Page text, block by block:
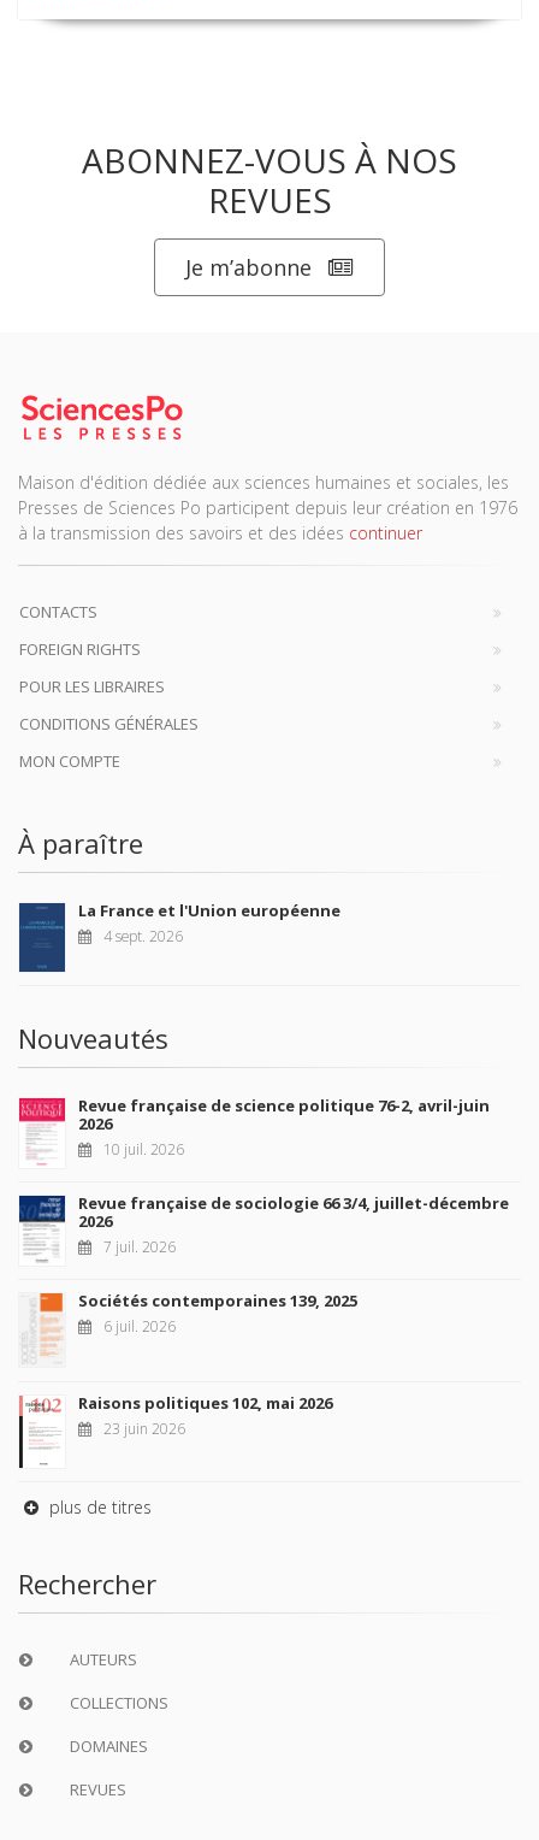
ABONNEZ-VOUS À NOS
REVUES
Je m’abonne
Maison d'édition dédiée aux sciences humaines et sociales, les
Presses de Sciences Po participent depuis leur création en 1976
à la transmission des savoirs et des idées continuer
CONTACTS
FOREIGN RIGHTS
POUR LES LIBRAIRES
CONDITIONS GÉNÉRALES
MON COMPTE
À paraître
La France et l'Union européenne
4 sept. 2026
Nouveautés
Revue française de science politique 76-2, avril-juin
2026
10 juil. 2026
Revue française de sociologie 66 3/4, juillet-décembre
2026
7 juil. 2026
Sociétés contemporaines 139, 2025
6 juil. 2026
Raisons politiques 102, mai 2026
23 juin 2026
plus de titres
Rechercher
AUTEURS
COLLECTIONS
DOMAINES
REVUES